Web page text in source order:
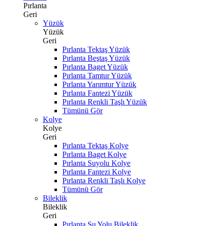
Pırlanta
Geri
Yüzük
Yüzük
Geri
Pırlanta Tektaş Yüzük
Pırlanta Beştaş Yüzük
Pırlanta Baget Yüzük
Pırlanta Tamtur Yüzük
Pırlanta Yarımtur Yüzük
Pırlanta Fantezi Yüzük
Pırlanta Renkli Taşlı Yüzük
Tümünü Gör
Kolye
Kolye
Geri
Pırlanta Tektaş Kolye
Pırlanta Baget Kolye
Pırlanta Suyolu Kolye
Pırlanta Fantezi Kolye
Pırlanta Renkli Taşlı Kolye
Tümünü Gör
Bileklik
Bileklik
Geri
Pırlanta Su Yolu Bileklik